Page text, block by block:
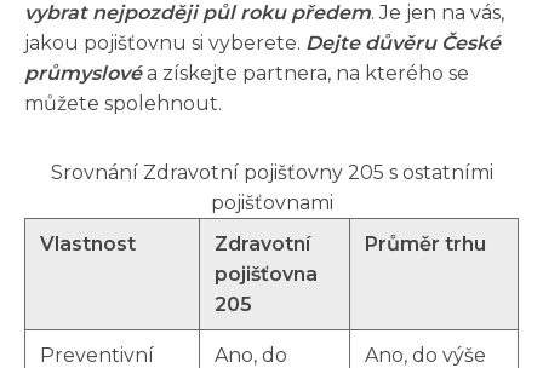
vybrat nejpozději půl roku předem. Je jen na vás,
jakou pojišťovnu si vyberete. Dejte důvěru České
průmyslovéa získejte partnera, na kterého se
můžete spolehnout.
Srovnání Zdravotní pojišťovny 205 s ostatními
pojišťovnami
Vlastnost
Zdravotní
pojišťovna
205
Průměr trhu
Preventivní
Ano, do
Ano, do výše